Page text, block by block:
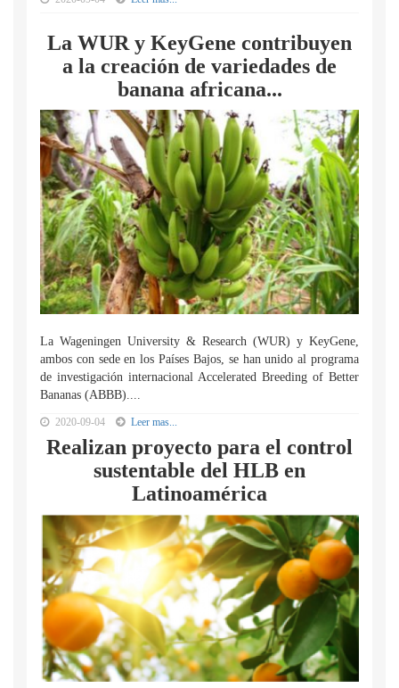
La WUR y KeyGene contribuyen
a la creación de variedades de
banana africana...
La Wageningen University & Research (WUR) y KeyGene,
ambos con sede en los Países Bajos, se han unido al programa
de investigación internacional Accelerated Breeding of Better
Bananas (ABBB)....
2020-09-04 Leer mas...
Realizan proyecto para el control
sustentable del HLB en
Latinoamérica